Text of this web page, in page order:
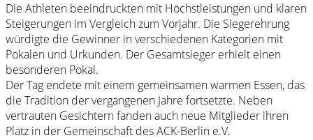
Die Athleten beeindruckten mit Höchstleistungen und klaren
Steigerungen im Vergleich zum Vorjahr. Die Siegerehrung
würdigte die Gewinner in verschiedenen Kategorien mit
Pokalen und Urkunden. Der Gesamtsieger erhielt einen
besonderen Pokal.
Der Tag endete mit einem gemeinsamen warmen Essen, das
die Tradition der vergangenen Jahre fortsetzte. Neben
vertrauten Gesichtern fanden auch neue Mitglieder ihren
Platz in der Gemeinschaft des ACK-Berlin e.V.